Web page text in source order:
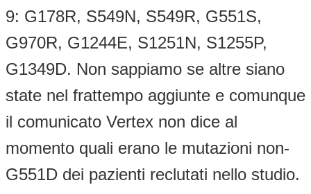
9: G178R, S549N, S549R, G551S,
G970R, G1244E, S1251N, S1255P,
G1349D. Non sappiamo se altre siano
state nel frattempo aggiunte e comunque
il comunicato Vertex non dice al
momento quali erano le mutazioni non-
G551D dei pazienti reclutati nello studio.